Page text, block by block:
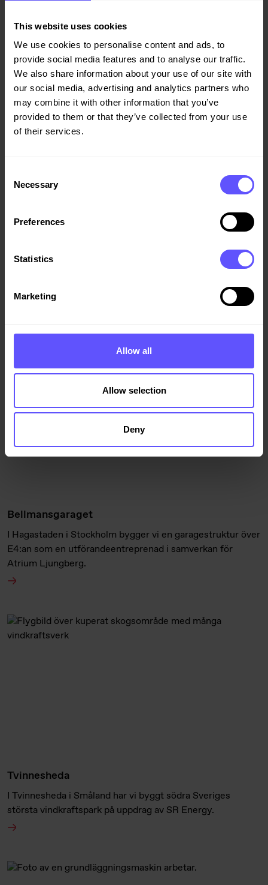
This website uses cookies
We use cookies to personalise content and ads, to
provide social media features and to analyse our traffic.
We also share information about your use of our site with
our social media, advertising and analytics partners who
may combine it with other information that you’ve
provided to them or that they’ve collected from your use
of their services.
Selection
Necessary
Preferences
Statistics
Marketing
Allow all
Allow selection
Deny
Renovering och förstärkning av 50 meter befintlig kaj i
Gävle Hamn för att kunna hantera och lossa inkommande
fartyg.
Trafikverket.
Bellmansgaraget
I Hagastaden i Stockholm bygger vi en garagestruktur över
E4:an som en utförandeentreprenad i samverkan för
Atrium Ljungberg.
Tvinnesheda
I Tvinnesheda i Småland har vi byggt södra Sveriges
största vindkraftspark på uppdrag av SR Energy.